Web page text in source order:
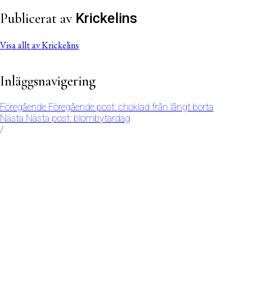
Publicerat av Krickelins
Visa allt av Krickelins
Inläggsnavigering
Föregående Föregående post: choklad från långt borta
Nästa Nästa post: blombytardag
/